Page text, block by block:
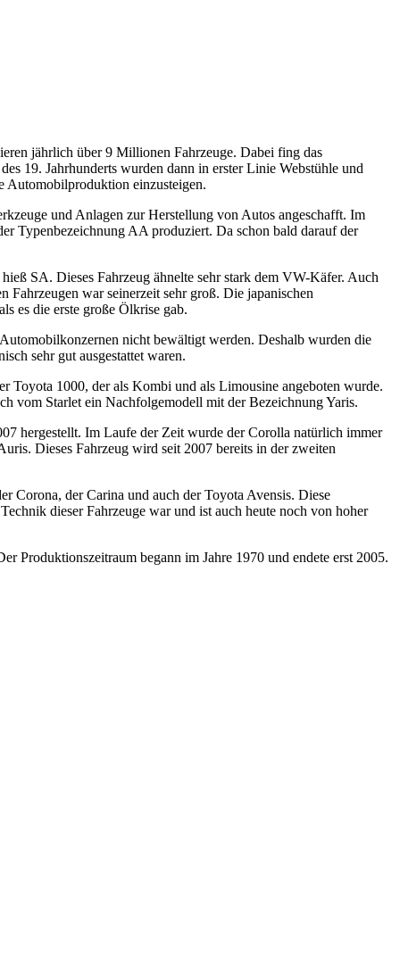
jährlich über 9 Millionen Fahrzeuge. Dabei fing das
19. Jahrhunderts wurden dann in erster Linie Webstühle und
Automobilproduktion einzusteigen.
und Anlagen zur Herstellung von Autos angeschafft. Im
Typenbezeichnung AA produziert. Da schon bald darauf der
SA. Dieses Fahrzeug ähnelte sehr stark dem VW-Käfer. Auch
war seinerzeit sehr groß. Die japanischen
es die erste große Ölkrise gab.
nicht bewältigt werden. Deshalb wurden die
sehr gut ausgestattet waren.
Toyota 1000, der als Kombi und als Limousine angeboten wurde.
vom Starlet ein Nachfolgemodell mit der Bezeichnung Yaris.
hergestellt. Im Laufe der Zeit wurde der Corolla natürlich immer
Dieses Fahrzeug wird seit 2007 bereits in der zweiten
Corona, der Carina und auch der Toyota Avensis. Diese
dieser Fahrzeuge war und ist auch heute noch von hoher
Produktionszeitraum begann im Jahre 1970 und endete erst 2005.